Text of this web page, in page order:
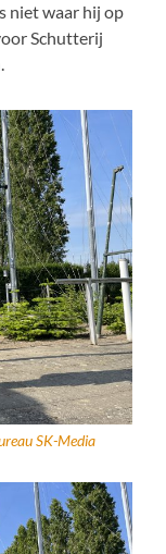
niet waar hij op
Schutterij
SK-Media